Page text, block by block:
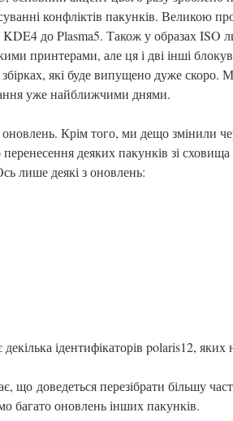
конфліктів пакунків. Великою
KDE4 до Plasma5. Також у образах ISO
принтерами, але ця і дві інші
які буде випущено дуже скоро.
уже найближчими днями.
Крім того, ми дещо змінили
деяких пакунків зі
лише деякі з оновлень:
ідентифікаторів polaris12, яких
що доведеться перезібрати більшу
багато оновлень інших пакунків.